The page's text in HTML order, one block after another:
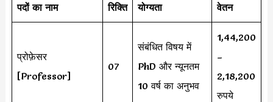
पदों का नाम रिक्ति योग्यता वेतन
प्रोफ़ेसर
[Professor]
07
संबंधित विषय में
PhD और न्यूनतम
10 वर्ष का अनुभव
1,44,200
–
2,18,200
रुपये